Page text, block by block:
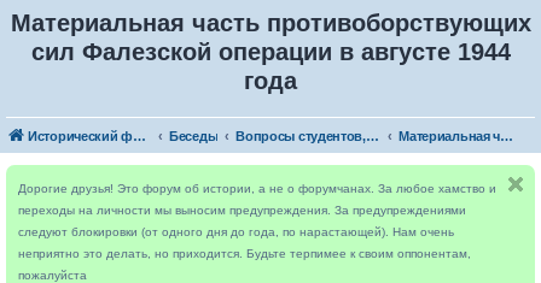
Материальная часть противоборствующих
сил Фалезской операции в августе 1944
года
Исторический форум Беседы Вопросы студентов, школьников, просто интересующихся историей Материальная часть противоборствующих сил Фалезской операции в августе 1944 года
Дорогие друзья! Это форум об истории, а не о форумчанах. За любое хамство и
переходы на личности мы выносим предупреждения. За предупреждениями
следуют блокировки (от одного дня до года, по нарастающей). Нам очень
неприятно это делать, но приходится. Будьте терпимее к своим оппонентам,
пожалуйста